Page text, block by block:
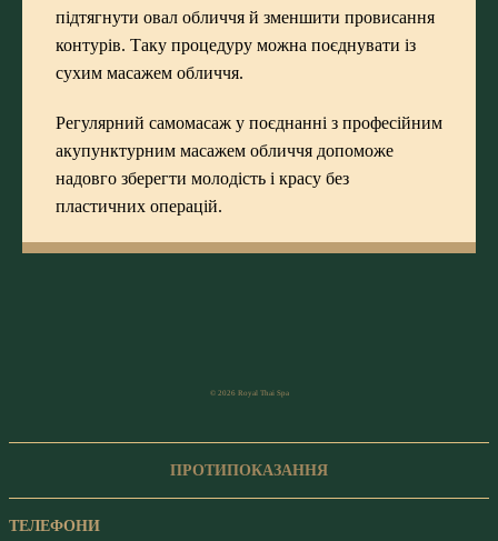
підтягнути овал обличчя й зменшити провисання
контурів. Таку процедуру можна поєднувати із
сухим масажем обличчя.
Регулярний самомасаж у поєднанні з професійним
акупунктурним масажем обличчя допоможе
надовго зберегти молодість і красу без
пластичних операцій.
© 2026 Royal Thai Spa
ПРОТИПОКАЗАННЯ
ТЕЛЕФОНИ